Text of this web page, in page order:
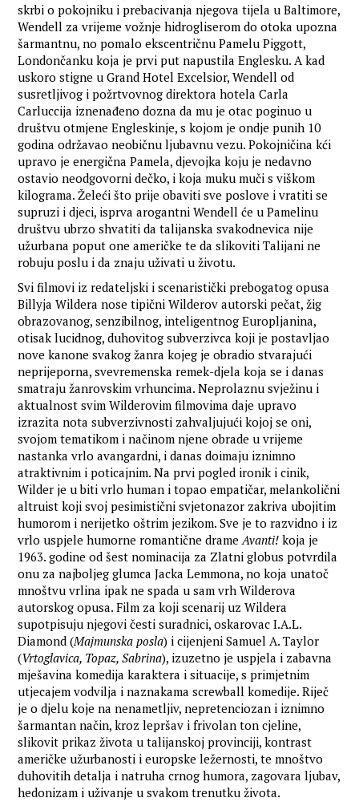
skrbi o pokojniku i prebacivanja njegova tijela u Baltimore,
Wendell za vrijeme vožnje hidrogliserom do otoka upozna
šarmantnu, no pomalo ekscentričnu Pamelu Piggott,
Londončanku koja je prvi put napustila Englesku. A kad
uskoro stigne u Grand Hotel Excelsior, Wendell od
susretljivog i požrtvovnog direktora hotela Carla
Carluccija iznenađeno dozna da mu je otac poginuo u
društvu otmjene Engleskinje, s kojom je ondje punih 10
godina održavao neobičnu ljubavnu vezu. Pokojničina kći
upravo je energična Pamela, djevojka koju je nedavno
ostavio neodgovorni dečko, i koja muku muči s viškom
kilograma. Želeći što prije obaviti sve poslove i vratiti se
supruzi i djeci, isprva arogantni Wendell će u Pamelinu
društvu ubrzo shvatiti da talijanska svakodnevica nije
užurbana poput one američke te da slikoviti Talijani ne
robuju poslu i da znaju uživati u životu.
Svi filmovi iz redateljski i scenaristički prebogatog opusa
Billyja Wildera nose tipični Wilderov autorski pečat, žig
obrazovanog, senzibilnog, inteligentnog Europljanina,
otisak lucidnog, duhovitog subverzivca koji je postavljao
nove kanone svakog žanra kojeg je obradio stvarajući
neprijeporna, svevremenska remek-djela koja se i danas
smatraju žanrovskim vrhuncima. Neprolaznu svježinu i
aktualnost svim Wilderovim filmovima daje upravo
izrazita nota subverzivnosti zahvaljujući kojoj se oni,
svojom tematikom i načinom njene obrade u vrijeme
nastanka vrlo avangardni, i danas doimaju iznimno
atraktivnim i poticajnim. Na prvi pogled ironik i cinik,
Wilder je u biti vrlo human i topao empatičar, melankolični
altruist koji svoj pesimistični svjetonazor zakriva ubojitim
humorom i nerijetko oštrim jezikom. Sve je to razvidno i iz
vrlo uspjele humorne romantične drameAvanti! koja je
1963. godine od šest nominacija za Zlatni globus potvrdila
onu za najboljeg glumca Jacka Lemmona, no koja unatoč
mnoštvu vrlina ipak ne spada u sam vrh Wilderova
autorskog opusa. Film za koji scenarij uz Wildera
supotpisuju njegovi česti suradnici, oskarovac I.A.L.
Diamond (Majmunska posla) i cijenjeni Samuel A. Taylor
(Vrtoglavica, Topaz, Sabrina), izuzetno je uspjela i zabavna
mješavina komedija karaktera i situacije, s primjetnim
utjecajem vodvilja i naznakama screwball komedije. Riječ
je o djelu koje na nenametljiv, nepretenciozan i iznimno
šarmantan način, kroz lepršav i frivolan ton cjeline,
slikovit prikaz života u talijanskoj provinciji, kontrast
američke užurbanosti i europske ležernosti, te mnoštvo
duhovitih detalja i natruha crnog humora, zagovara ljubav,
hedonizam i uživanje u svakom trenutku života.